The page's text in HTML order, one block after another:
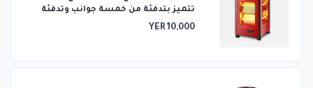
تتميز بتدفئة من خمسة جوانب وتدفئة
ثلاثية الأبعاد
YER 10,000